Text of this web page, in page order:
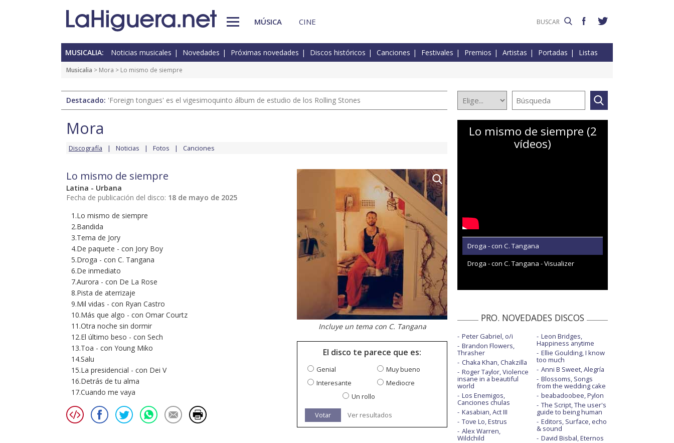
MÚSICA CINE
MUSICALIA: Noticias musicales Novedades Próximas novedades Discos históricos Canciones Festivales Premios Artistas Portadas Listas
Musicalia > Mora > Lo mismo de siempre
Destacado: 'Foreign tongues' es el vigesimoquinto álbum de estudio de los Rolling Stones
Mora
Discografía Noticias Fotos Canciones
Lo mismo de siempre
Latina - Urbana
Fecha de publicación del disco: 18 de mayo de 2025
1.Lo mismo de siempre
2.Bandida
3.Tema de Jory
4.De paquete - con Jory Boy
5.Droga - con C. Tangana
6.De inmediato
7.Aurora - con De La Rose
8.Pista de aterrizaje
9.Mil vidas - con Ryan Castro
10.Más que algo - con Omar Courtz
11.Otra noche sin dormir
12.El último beso - con Sech
13.Toa - con Young Miko
14.Salu
15.La presidencial - con Dei V
16.Detrás de tu alma
17.Cuando me vaya
Incluye un tema con C. Tangana
El disco te parece que es:
Genial
Muy bueno
Interesante
Mediocre
Un rollo
Votar Ver resultados
Lo mismo de siempre (2
vídeos)
Droga - con C. Tangana
Droga - con C. Tangana - Visualizer
PRO. NOVEDADES DISCOS
Peter Gabriel, o/i
Brandon Flowers,
Thrasher
Chaka Khan, Chakzilla
Roger Taylor, Violence
insane in a beautiful
world
Los Enemigos,
Canciones chulas
Kasabian, Act III
Tove Lo, Estrus
Alex Warren,
Wildchild
Leon Bridges,
Happiness anytime
Ellie Goulding, I know
too much
Anni B Sweet, Alegría
Blossoms, Songs
from the wedding cake
beabadoobee, Pylon
The Script, The user's
guide to being human
Editors, Surface, echo
& sound
David Bisbal, Eternos